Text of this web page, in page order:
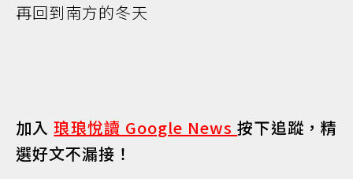
再回到南方的冬天
加入琅琅悅讀 Google News按下追蹤，精
選好文不漏接！